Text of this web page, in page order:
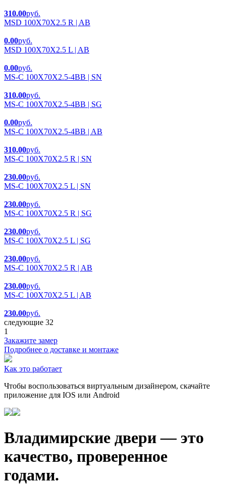
310.00руб.
MSD 100X70X2.5 R | AB
0.00руб.
MSD 100X70X2.5 L | AB
0.00руб.
MS-C 100X70X2.5-4BB | SN
310.00руб.
MS-C 100X70X2.5-4BB | SG
0.00руб.
MS-C 100X70X2.5-4BB | AB
310.00руб.
MS-C 100X70X2.5 R | SN
230.00руб.
MS-C 100X70X2.5 L | SN
230.00руб.
MS-C 100X70X2.5 R | SG
230.00руб.
MS-C 100X70X2.5 L | SG
230.00руб.
MS-C 100X70X2.5 R | AB
230.00руб.
MS-C 100X70X2.5 L | AB
230.00руб.
следующие 32
1
Закажите замер
Подробнее о доставке и монтаже
Как это работает
Чтобы воспользоваться виртуальным дизайнером, скачайте
приложение для IOS или Android
Владимирские двери — это
качество, проверенное
годами.